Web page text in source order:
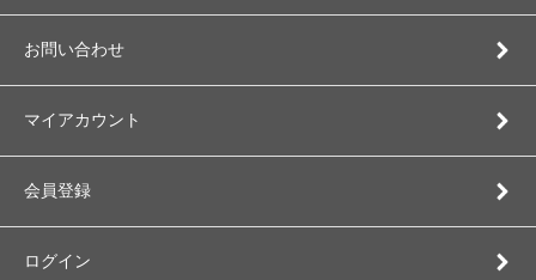
お問い合わせ
マイアカウント
会員登録
ログイン